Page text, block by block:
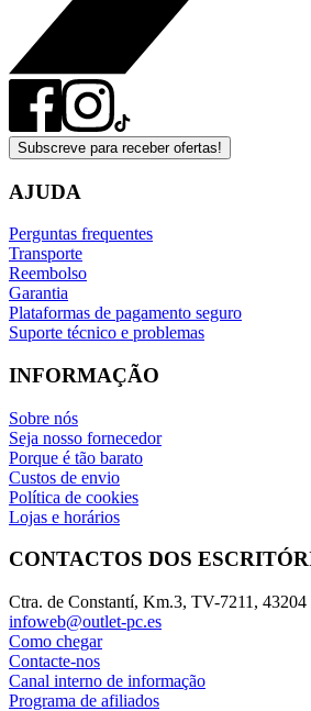
Subscreve para receber ofertas!
AJUDA
Perguntas frequentes
Transporte
Reembolso
Garantia
Plataformas de pagamento seguro
Suporte técnico e problemas
INFORMAÇÃO
Sobre nós
Seja nosso fornecedor
Porque é tão barato
Custos de envio
Política de cookies
Lojas e horários
CONTACTOS DOS
Ctra. de Constantí, Km.3, TV-7211, 43204
infoweb@outlet-pc.es
Como chegar
Contacte-nos
Canal interno de informação
Programa de afiliados